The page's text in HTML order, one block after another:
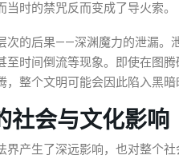
时的禁咒反而变成了导火索。
次的后果——深渊魔力的泄漏。
至时间倒流等现象。即使在图
整个文明可能会因此陷入黑暗
社会与文化影响
界产生了深远影响，也对整个